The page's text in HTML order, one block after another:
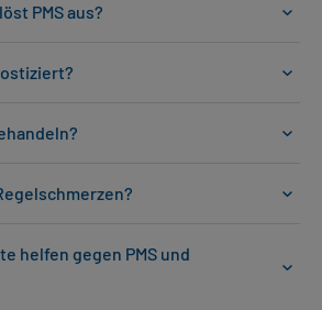
PMS aus?
helfen gegen PMS und